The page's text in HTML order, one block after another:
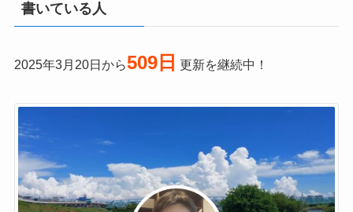
書いている人
2025年3月20日から509日 更新を継続中！